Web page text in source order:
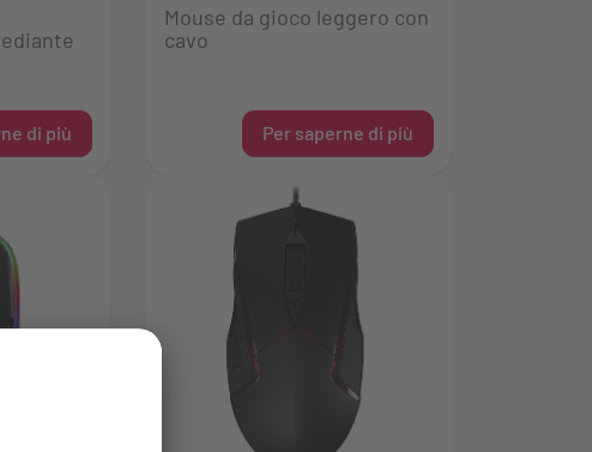
di più
Mouse da gioco leggero con
cavo
Per saperne di più